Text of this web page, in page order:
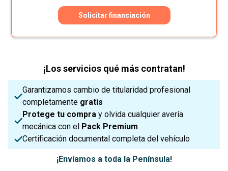
Solicitar financiación
¡Los servicios qué más contratan!
Garantizamos cambio de titularidad profesional
completamente gratis
Protege tu compra y olvida cualquier avería
mecánica con el Pack Premium
Certificación documental completa del vehículo
¡Enviamos a toda la Península!